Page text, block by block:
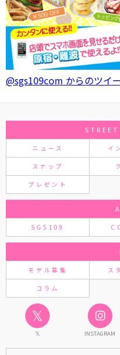
@sgs109com からのツイ
ニュース イ
スナップ
プレゼント
SGS109
モデル募集 ス
コラム
𝕏
𝕏 INSTAGRAM